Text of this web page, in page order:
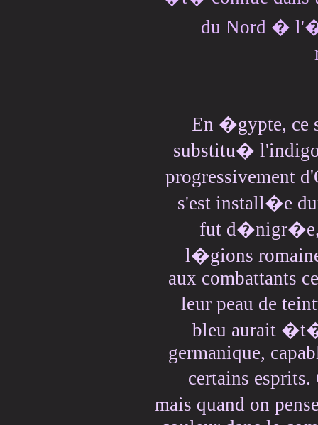
du Nord �
En �gypte, ce
substitu�
progressivement
s'est install�e
fut d�nigr�e,
l�gions
aux combattants
leur peau de
bleu aurait
germanique,
certains
mais quand on